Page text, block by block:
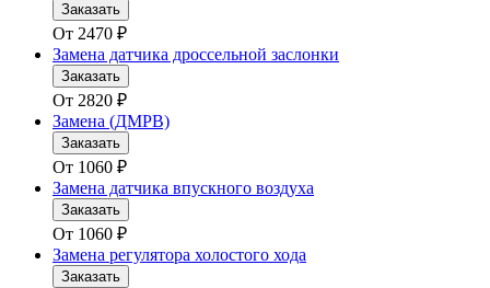
Заказать
От 2470 ₽
Замена датчика дроссельной заслонки
Заказать
От 2820 ₽
Замена (ДМРВ)
Заказать
От 1060 ₽
Замена датчика впускного воздуха
Заказать
От 1060 ₽
Замена регулятора холостого хода
Заказать